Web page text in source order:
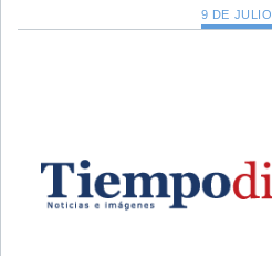
9 DE JULIO